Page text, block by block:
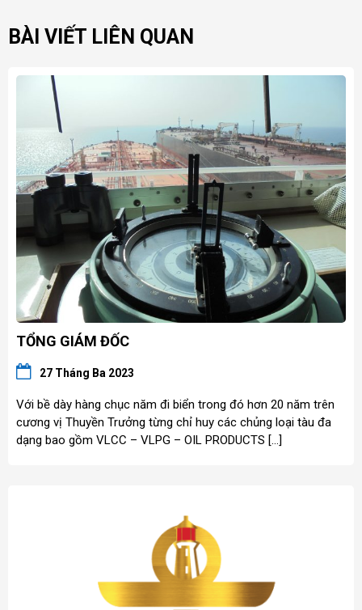
BÀI VIẾT LIÊN QUAN
TỔNG GIÁM ĐỐC
27 Tháng Ba 2023
Với bề dày hàng chục năm đi biển trong đó hơn 20 năm trên
cương vị Thuyền Trưởng từng chỉ huy các chủng loại tàu đa
dạng bao gồm VLCC – VLPG – OIL PRODUCTS […]